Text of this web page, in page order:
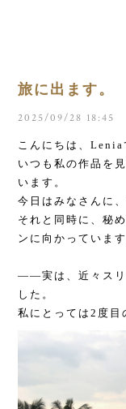
旅に出ます。
2025/09/28 18:45
こんにちは、Lenia
いつも私の作品を
います。
今日はみなさんに
それと同時に、秘
ンに向かっています
――実は、近々スリ
した。
私にとっては2度目